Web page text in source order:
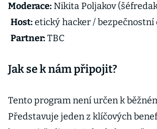
Moderace:Nikita Poljakov
Host:etický hacker / bezpečnostní
Partner:TBC
Jak se k nám připojit?
Tento program není určen k
Představuje jeden z klíčových